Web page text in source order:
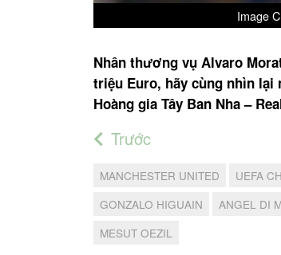
Image
Nhân thương vụ Alvaro
triệu Euro, hãy cùng nhìn
Hoàng gia Tây Ban Nha –
Trước
MANCHESTER UNITED UEFA
GONZALO HIGUAIN
ANGEL DI
MESUT OEZIL